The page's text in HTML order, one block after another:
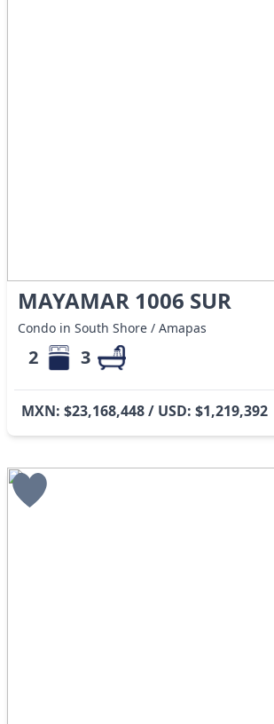
MAYAMAR 1006 SUR
Condo in South Shore / Amapas
2 3
MXN: $23,168,448 / USD: $1,219,392